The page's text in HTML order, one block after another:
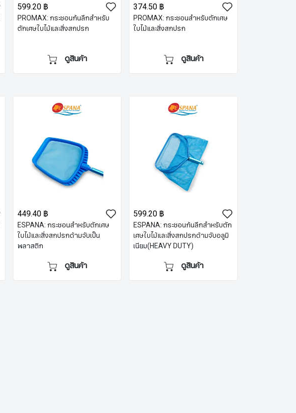
599.20 ฿
PROMAX: กระชอนก้นลึกสำหรับ
ตักเศษใบไม้และสิ่งสกปรก
ดูสินค้า
374.50 ฿
PROMAX: กระชอนสำหรับตักเศษ
ใบไม้และสิ่งสกปรก
ดูสินค้า
449.40 ฿
ESPANA: กระชอนสำหรับตักเศษ
ใบไม้และสิ่งสกปรกด้ามจับเป็น
พลาสติก
ดูสินค้า
599.20 ฿
ESPANA: กระชอนก้นลึกสำหรับตัก
เศษใบไม้และสิ่งสกปรกด้ามจับอลูมิ
เนียม(HEAVY DUTY)
ดูสินค้า